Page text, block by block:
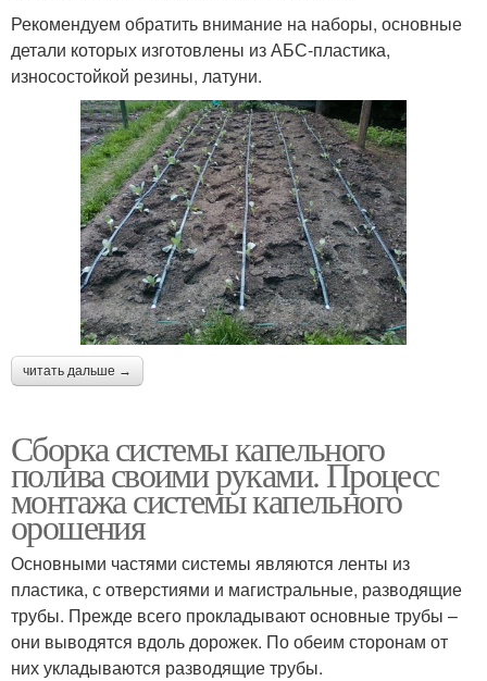
Рекомендуем обратить внимание на наборы, основные
детали которых изготовлены из АБС-пластика,
износостойкой резины, латуни.
читать дальше →
Сборка системы капельного
полива своими руками. Процесс
монтажа системы капельного
орошения
Основными частями системы являются ленты из
пластика, с отверстиями и магистральные, разводящие
трубы. Прежде всего прокладывают основные трубы –
они выводятся вдоль дорожек. По обеим сторонам от
них укладываются разводящие трубы.